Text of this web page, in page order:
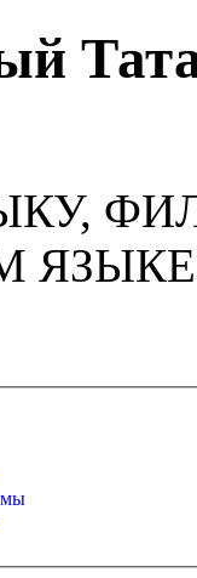
ЯЗЫКЕ